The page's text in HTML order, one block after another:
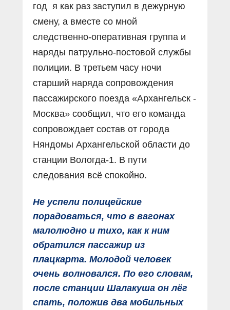
год я как раз заступил в дежурную
смену, а вместе со мной
следственно-оперативная группа и
наряды патрульно-постовой службы
полиции. В третьем часу ночи
старший наряда сопровождения
пассажирского поезда «Архангельск -
Москва» сообщил, что его команда
сопровождает состав от города
Няндомы Архангельской области до
станции Вологда-1. В пути
следования всё спокойно.
Не успели полицейские
порадоваться, что в вагонах
малолюдно и тихо, как к ним
обратился пассажир из
плацкарта. Молодой человек
очень волновался. По его словам,
после станции Шалакуша он лёг
спать, положив два мобильных